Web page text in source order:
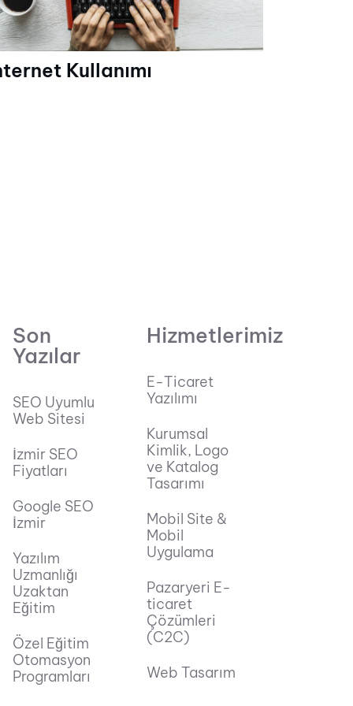
Kullanımı
Son
Yazılar
SEO Uyumlu
Web Sitesi
İzmir SEO
Fiyatları
Google SEO
İzmir
Yazılım
Uzmanlığı
Uzaktan
Eğitim
Özel Eğitim
Otomasyon
Programları
Hizmetlerimiz
E-Ticaret
Yazılımı
Kurumsal
Kimlik, Logo
ve Katalog
Tasarımı
Mobil Site &
Mobil
Uygulama
Pazaryeri E-
ticaret
Çözümleri
(C2C)
Web Tasarım